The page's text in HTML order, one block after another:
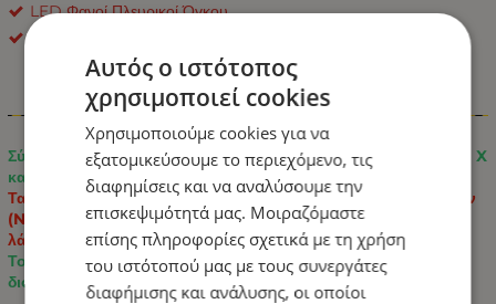
LED Φανοί Πλευρικοί Όγκου
Πληροφορίες
Σύγχρονο φωτιστικό σήμανσης LED με διακριτικό σχεδιασμό X
και συνδυασμένο φωτισμό.
Τα στοιχεία σε σχήμα X διαθέτουν ένα εντυπωσιακό φως νέον
(Neon Effect), το οποίο παρέχει ομοιόμορφη και κομψή
λάμψη.
Το κεντρικό μέρος λάμπει με το κλασικό φως LED από τις
διόδους για καλύτερη ορατότητα.
Αυτός ο ιστότοπος
χρησιμοποιεί cookies
Χρησιμοποιούμε cookies για να
εξατομικεύσουμε το περιεχόμενο, τις
διαφημίσεις και να αναλύσουμε την
επισκεψιμότητά μας. Μοιραζόμαστε
επίσης πληροφορίες σχετικά με τη χρήση
του ιστότοπού μας με τους συνεργάτες
διαφήμισης και ανάλυσης, οι οποίοι